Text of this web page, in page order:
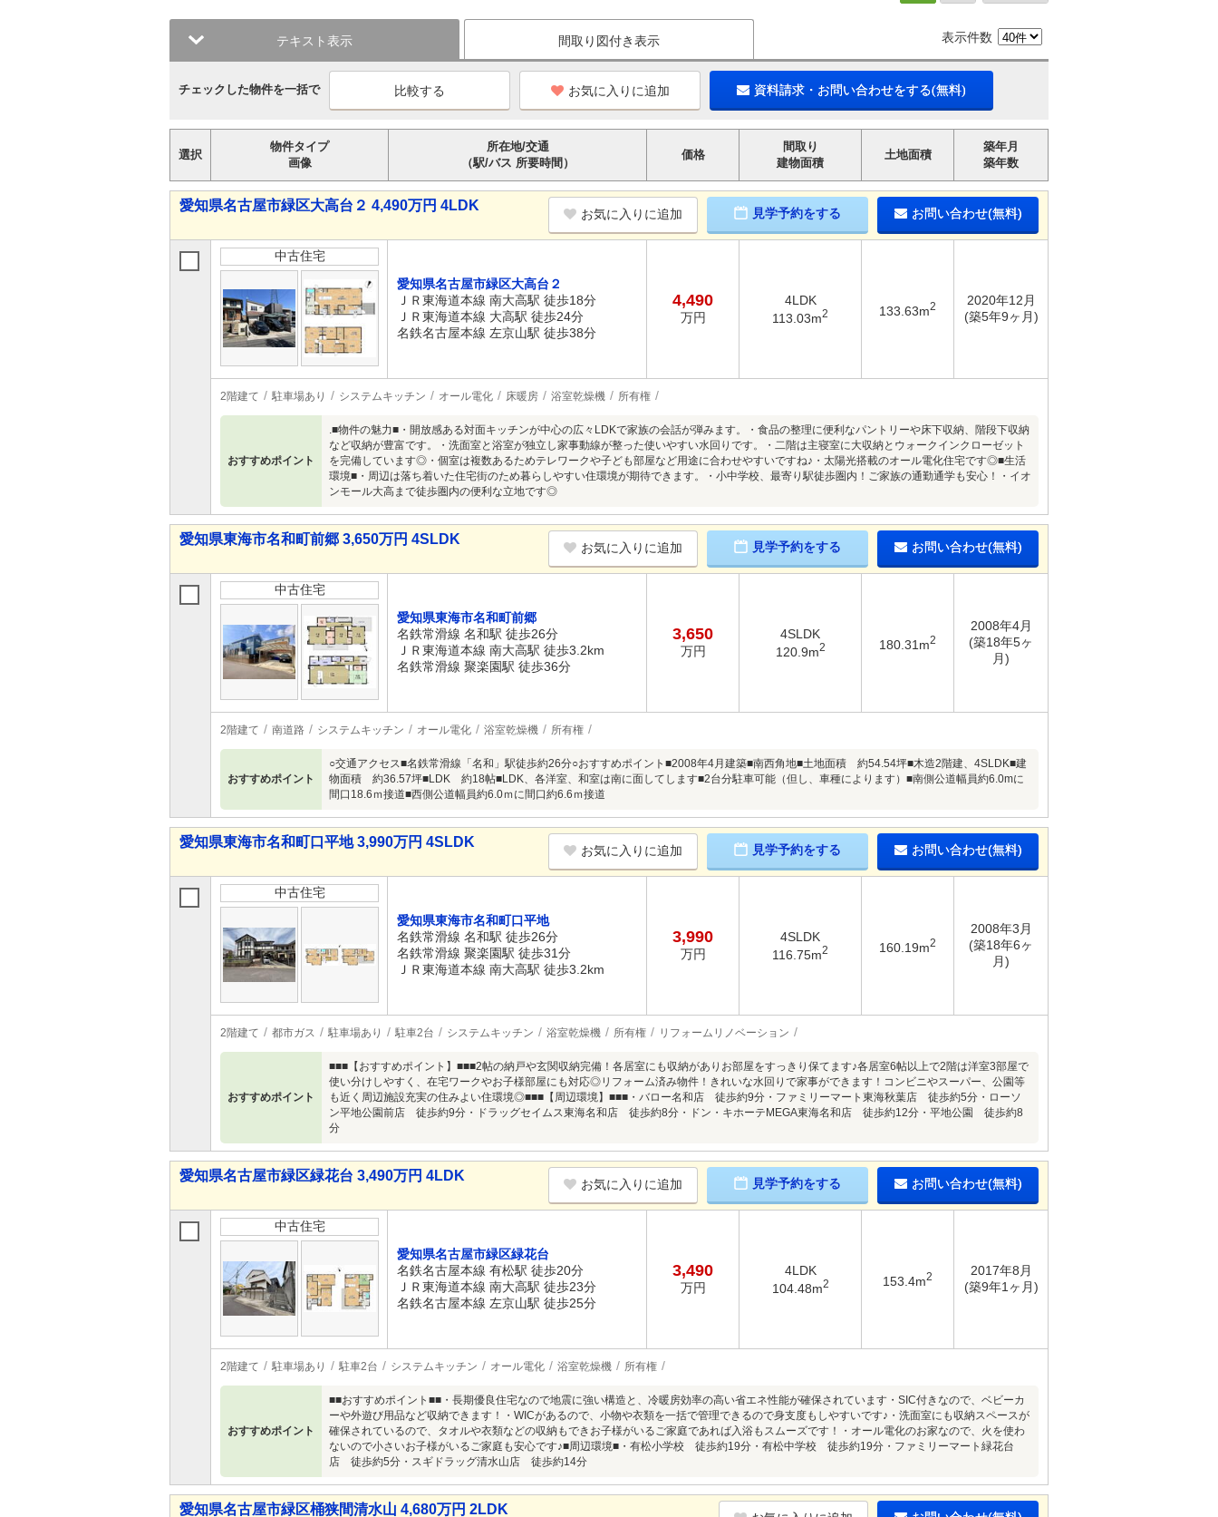
テキスト表示 間取り図付き表示 表示件数
チェックした物件を一括で お気に入りに追加 資料請求・お問い合わせをする(無料)
選択
物件タイプ
画像
所在地/交通
（駅/バス 所要時間）
価格
間取り
建物面積
土地面積
築年月
築年数
愛知県名古屋市緑区大高台２ 4,490万円 4LDK
お気に入りに追加 見学予約をする お問い合わせ(無料)
中古住宅
愛知県名古屋市緑区大高台２
ＪＲ東海道本線 南大高駅 徒歩18分
ＪＲ東海道本線 大高駅 徒歩24分
名鉄名古屋本線 左京山駅 徒歩38分
4,490
万円
4LDK
113.03m2 133.63m2
2020年12月
(築5年9ヶ月)
2階建て 駐車場あり システムキッチン オール電化 床暖房 浴室乾燥機 所有権
おすすめポイント
.■物件の魅力■・開放感ある対面キッチンが中心の広々LDKで家族の会話が弾みます。・食品の整理に便利なパントリーや床下収納、階段下収納
など収納が豊富です。・洗面室と浴室が独立し家事動線が整った使いやすい水回りです。・二階は主寝室に大収納とウォークインクローゼット
を完備しています◎・個室は複数あるためテレワークや子ども部屋など用途に合わせやすいですね♪・太陽光搭載のオール電化住宅です◎■生活
環境■・周辺は落ち着いた住宅街のため暮らしやすい住環境が期待できます。・小中学校、最寄り駅徒歩圏内！ご家族の通勤通学も安心！・イオ
ンモール大高まで徒歩圏内の便利な立地です◎
愛知県東海市名和町前郷 3,650万円 4SLDK
お気に入りに追加 見学予約をする お問い合わせ(無料)
中古住宅
愛知県東海市名和町前郷
名鉄常滑線 名和駅 徒歩26分
ＪＲ東海道本線 南大高駅 徒歩3.2km
名鉄常滑線 聚楽園駅 徒歩36分
3,650
万円
4SLDK
120.9m2 180.31m2
2008年4月
(築18年5ヶ
月)
2階建て 南道路 システムキッチン オール電化 浴室乾燥機 所有権
おすすめポイント
○交通アクセス■名鉄常滑線「名和」駅徒歩約26分○おすすめポイント■2008年4月建築■南西角地■土地面積 約54.54坪■木造2階建、4SLDK■建
物面積 約36.57坪■LDK 約18帖■LDK、各洋室、和室は南に面してします■2台分駐車可能（但し、車種によります）■南側公道幅員約6.0mに
間口18.6ｍ接道■西側公道幅員約6.0ｍに間口約6.6ｍ接道
愛知県東海市名和町口平地 3,990万円 4SLDK
お気に入りに追加 見学予約をする お問い合わせ(無料)
中古住宅
愛知県東海市名和町口平地
名鉄常滑線 名和駅 徒歩26分
名鉄常滑線 聚楽園駅 徒歩31分
ＪＲ東海道本線 南大高駅 徒歩3.2km
3,990
万円
4SLDK
116.75m2 160.19m2
2008年3月
(築18年6ヶ
月)
2階建て 都市ガス 駐車場あり 駐車2台 システムキッチン 浴室乾燥機 所有権 リフォームリノベーション
おすすめポイント
■■■【おすすめポイント】■■■2帖の納戸や玄関収納完備！各居室にも収納がありお部屋をすっきり保てます♪各居室6帖以上で2階は洋室3部屋で
使い分けしやすく、在宅ワークやお子様部屋にも対応◎リフォーム済み物件！きれいな水回りで家事ができます！コンビニやスーパー、公園等
も近く周辺施設充実の住みよい住環境◎■■■【周辺環境】■■■・バロー名和店 徒歩約9分・ファミリーマート東海秋葉店 徒歩約5分・ローソ
ン平地公園前店 徒歩約9分・ドラッグセイムス東海名和店 徒歩約8分・ドン・キホーテMEGA東海名和店 徒歩約12分・平地公園 徒歩約8
分
愛知県名古屋市緑区緑花台 3,490万円 4LDK
お気に入りに追加 見学予約をする お問い合わせ(無料)
中古住宅
愛知県名古屋市緑区緑花台
名鉄名古屋本線 有松駅 徒歩20分
ＪＲ東海道本線 南大高駅 徒歩23分
名鉄名古屋本線 左京山駅 徒歩25分
3,490
万円
4LDK
104.48m2 153.4m2
2017年8月
(築9年1ヶ月)
2階建て 駐車場あり 駐車2台 システムキッチン オール電化 浴室乾燥機 所有権
おすすめポイント
■■おすすめポイント■■・長期優良住宅なので地震に強い構造と、冷暖房効率の高い省エネ性能が確保されています・SIC付きなので、ベビーカ
ーや外遊び用品など収納できます！・WICがあるので、小物や衣類を一括で管理できるので身支度もしやすいです♪・洗面室にも収納スペースが
確保されているので、タオルや衣類などの収納もできお子様がいるご家庭であれば入浴もスムーズです！・オール電化のお家なので、火を使わ
ないので小さいお子様がいるご家庭も安心です♪■周辺環境■・有松小学校 徒歩約19分・有松中学校 徒歩約19分・ファミリーマート緑花台
店 徒歩約5分・スギドラッグ清水山店 徒歩約14分
愛知県名古屋市緑区桶狭間清水山 4,680万円 2LDK